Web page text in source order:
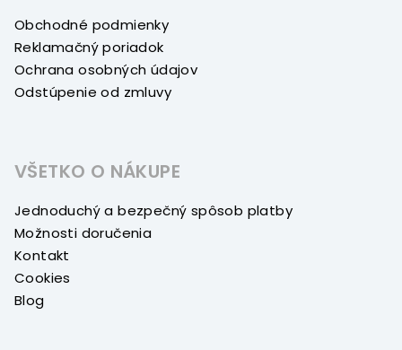
Obchodné podmienky
Reklamačný poriadok
Ochrana osobných údajov
Odstúpenie od zmluvy
VŠETKO O NÁKUPE
Jednoduchý a bezpečný spôsob platby
Možnosti doručenia
Kontakt
Cookies
Blog